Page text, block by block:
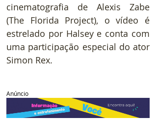
cinematografia de Alexis Zabe
(The Florida Project), o vídeo é
estrelado por Halsey e conta com
uma participação especial do ator
Simon Rex.
Anúncio